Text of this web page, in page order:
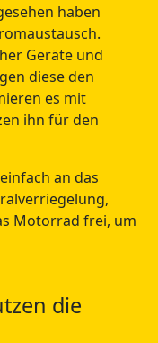
haben
Geräte und
diese den
es mit
ihn für den
an das
Motorrad frei, um
die